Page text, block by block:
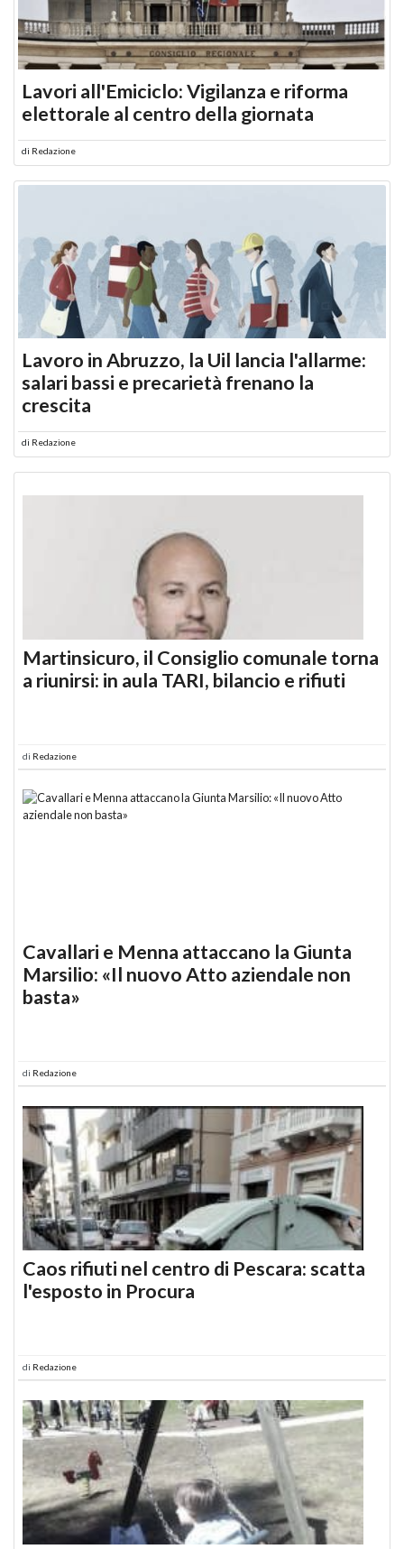
Lavori all'Emiciclo: Vigilanza e riforma
elettorale al centro della giornata
di Redazione
Lavoro in Abruzzo, la Uil lancia l'allarme:
salari bassi e precarietà frenano la
crescita
di Redazione
Martinsicuro, il Consiglio comunale torna
a riunirsi: in aula TARI, bilancio e rifiuti
di Redazione
Cavallari e Menna attaccano la Giunta
Marsilio: «Il nuovo Atto aziendale non
basta»
di Redazione
Caos rifiuti nel centro di Pescara: scatta
l'esposto in Procura
di Redazione